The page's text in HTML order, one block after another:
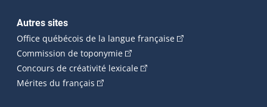
Autres sites
Office québécois de la langue française(Cet hyperlien
Commission de toponymie(Cet hyperlien externe s'ouvrira
Concours de créativité lexicale(Cet hyperlien externe
Mérites du français (Cet hyperlien externe s'ouvrira dans une